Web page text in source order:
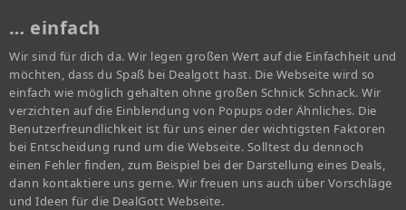
… einfach
Wir sind für dich da. Wir legen großen Wert auf die Einfachheit und
möchten, dass du Spaß bei Dealgott hast. Die Webseite wird so
einfach wie möglich gehalten ohne großen Schnick Schnack. Wir
verzichten auf die Einblendung von Popups oder Ähnliches. Die
Benutzerfreundlichkeit ist für uns einer der wichtigsten Faktoren
bei Entscheidung rund um die Webseite. Solltest du dennoch
einen Fehler finden, zum Beispiel bei der Darstellung eines Deals,
dann kontaktiere uns gerne. Wir freuen uns auch über Vorschläge
und Ideen für die DealGott Webseite.